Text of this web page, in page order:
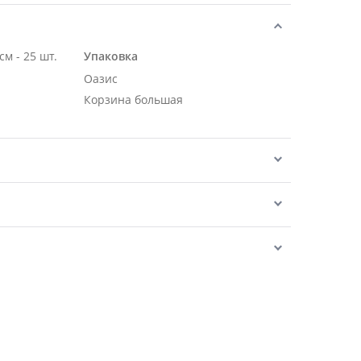
Роза Эквадор розовая 70 см - 25 шт.
Упаковка
Оазис
Корзина большая